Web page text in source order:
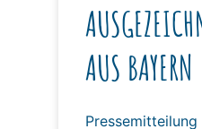
AUS BAYERN
Pressemitteilung